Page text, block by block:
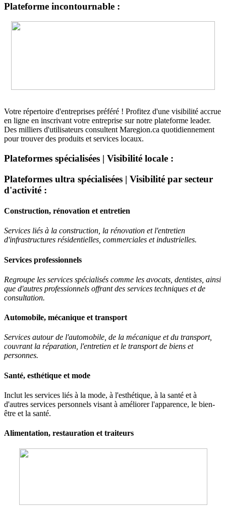
Plateforme incontournable :
Votre répertoire d'entreprises préféré ! Profitez d'une visibilité accrue
en ligne en inscrivant votre entreprise sur notre plateforme leader.
Des milliers d'utilisateurs consultent Maregion.ca quotidiennement
pour trouver des produits et services locaux.
Plateformes spécialisées | Visibilité locale :
Plateformes ultra spécialisées | Visibilité par secteur
d'activité :
Construction, rénovation et entretien
Services liés à la construction, la rénovation et l'entretien
d'infrastructures résidentielles, commerciales et industrielles.
Services professionnels
Regroupe les services spécialisés comme les avocats, dentistes, ainsi
que d'autres professionnels offrant des services techniques et de
consultation.
Automobile, mécanique et transport
Services autour de l'automobile, de la mécanique et du transport,
couvrant la réparation, l'entretien et le transport de biens et
personnes.
Santé, esthétique et mode
Inclut les services liés à la mode, à l'esthétique, à la santé et à
d'autres services personnels visant à améliorer l'apparence, le bien-
être et la santé.
Alimentation, restauration et traiteurs